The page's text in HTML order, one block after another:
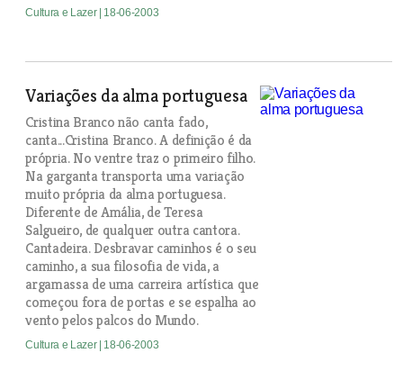
Cultura e Lazer | 18-06-2003
Variações da alma portuguesa
Cristina Branco não canta fado,
canta...Cristina Branco. A definição é da
própria. No ventre traz o primeiro filho.
Na garganta transporta uma variação
muito própria da alma portuguesa.
Diferente de Amália, de Teresa
Salgueiro, de qualquer outra cantora.
Cantadeira. Desbravar caminhos é o seu
caminho, a sua filosofia de vida, a
argamassa de uma carreira artística que
começou fora de portas e se espalha ao
vento pelos palcos do Mundo.
Cultura e Lazer | 18-06-2003